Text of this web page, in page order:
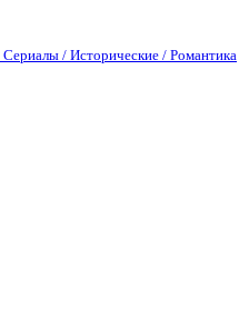
Сериалы / Исторические / Романтика